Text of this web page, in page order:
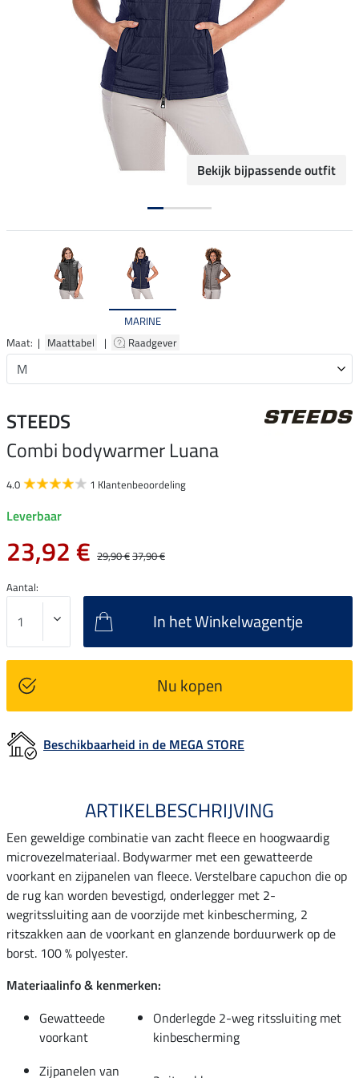
Bekijk bijpassende outfit
MARINE
Maat: | Maattabel | Raadgever
STEEDS
Combi bodywarmer Luana
4.0 1 Klantenbeoordeling
Leverbaar
23,92 € 29,90 €37,90 €
Aantal:
In het Winkelwagentje
Nu kopen
Beschikbaarheid in de MEGA STORE
ARTIKELBESCHRIJVING
Een geweldige combinatie van zacht fleece en hoogwaardig
microvezelmateriaal. Bodywarmer met een gewatteerde
voorkant en zijpanelen van fleece. Verstelbare capuchon die op
de rug kan worden bevestigd, onderlegger met 2-
wegritssluiting aan de voorzijde met kinbescherming, 2
ritszakken aan de voorkant en glanzende borduurwerk op de
borst. 100 % polyester.
Materiaalinfo & kenmerken:
Gewatteede
voorkant
Onderlegde 2-weg ritssluiting met
kinbescherming
Zijpanelen van